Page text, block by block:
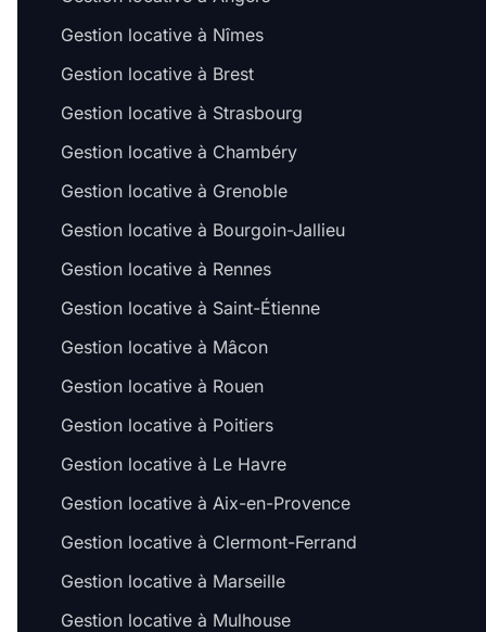
Gestion locative à Nîmes
Gestion locative à Brest
Gestion locative à Strasbourg
Gestion locative à Chambéry
Gestion locative à Grenoble
Gestion locative à Bourgoin-Jallieu
Gestion locative à Rennes
Gestion locative à Saint-Étienne
Gestion locative à Mâcon
Gestion locative à Rouen
Gestion locative à Poitiers
Gestion locative à Le Havre
Gestion locative à Aix-en-Provence
Gestion locative à Clermont-Ferrand
Gestion locative à Marseille
Gestion locative à Mulhouse